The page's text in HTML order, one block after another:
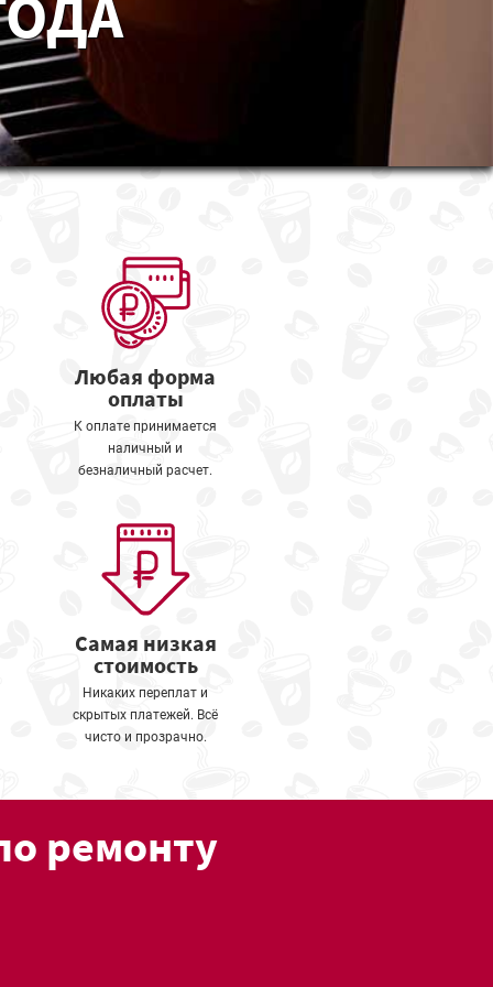
Любая форма
оплаты
К оплате принимается
наличный и
безналичный расчет.
Самая низкая
стоимость
Никаких переплат и
скрытых платежей. Всё
чисто и прозрачно.
ремонту